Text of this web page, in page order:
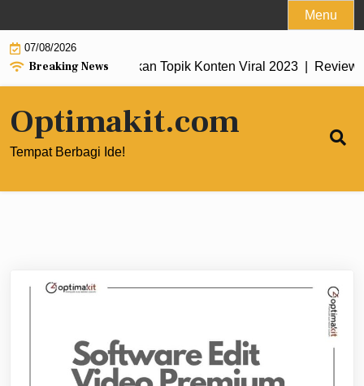
to
content
Menu
07/08/2026
Breaking News
untuk Menemukan Topik Konten Viral 2023 |Review
Optimakit.com
Tempat Berbagi Ide!